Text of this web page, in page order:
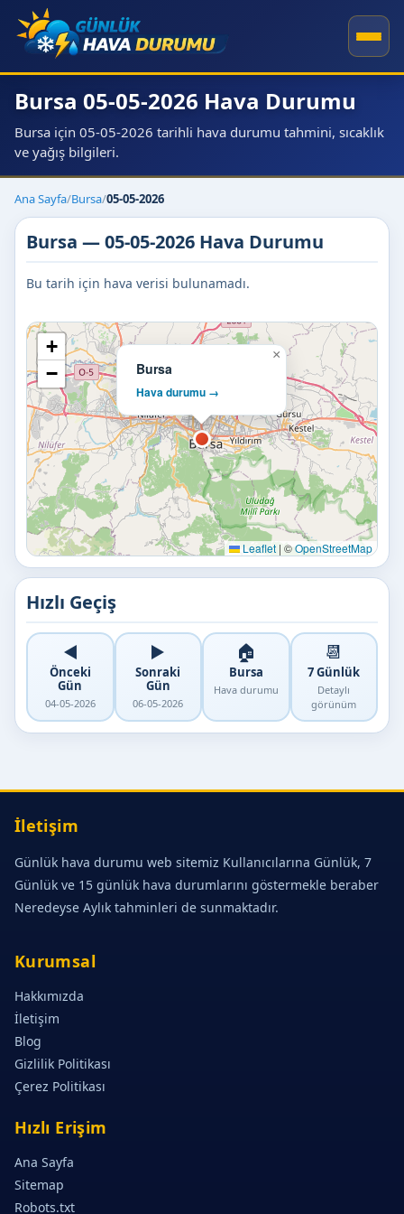
Bursa 05-05-2026 Hava Durumu
Bursa için 05-05-2026 tarihli hava durumu tahmini, sıcaklık
ve yağış bilgileri.
Ana Sayfa/Bursa/05-05-2026
Bursa — 05-05-2026 Hava Durumu
Bu tarih için hava verisi bulunamadı.
Bursa
Hava durumu →
×
+
−
Leaflet | ©OpenStreetMap
Hızlı Geçiş
◀️
Önceki
Gün
04-05-2026
▶️
Sonraki
Gün
06-05-2026
🏠
Bursa
Hava durumu
📆
7 Günlük
Detaylı
görünüm
İletişim
Günlük hava durumu web sitemiz Kullanıcılarına Günlük, 7
Günlük ve 15 günlük hava durumlarını göstermekle beraber
Neredeyse Aylık tahminleri de sunmaktadır.
Kurumsal
Hakkımızda
İletişim
Blog
Gizlilik Politikası
Çerez Politikası
Hızlı Erişim
Ana Sayfa
Sitemap
Robots.txt